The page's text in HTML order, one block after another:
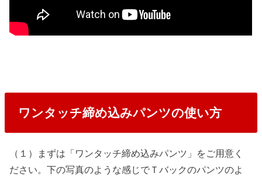
ワンタッチ締め込みパンツの使い方
（１）まずは「ワンタッチ締め込みパンツ」をご用意く
ださい。下の写真のような感じでＴバックのパンツのよ